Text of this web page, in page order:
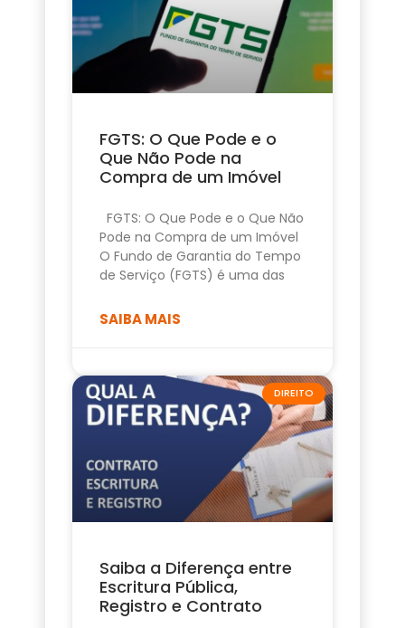
FGTS: O Que Pode e o
Que Não Pode na
Compra de um Imóvel
FGTS: O Que Pode e o Que Não
Pode na Compra de um Imóvel
O Fundo de Garantia do Tempo
de Serviço (FGTS) é uma das
SAIBA MAIS
DIREITO
Saiba a Diferença entre
Escritura Pública,
Registro e Contrato